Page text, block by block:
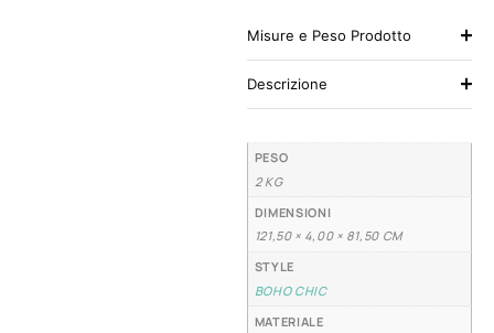
Misure e Peso Prodotto
Descrizione
PESO
2 KG
DIMENSIONI
121,50 × 4,00 × 81,50 CM
STYLE
BOHO CHIC
MATERIALE